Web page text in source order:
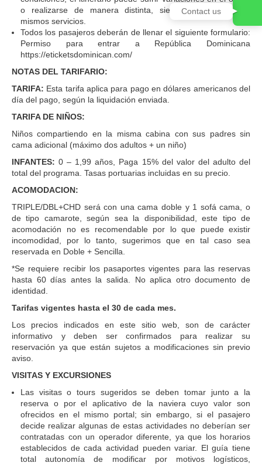
o realizarse de manera distinta, siempre brindando los
mismos servicios.
Todos los pasajeros deberán de llenar el siguiente formulario:
Permiso para entrar a República Dominicana
https://eticketsdominican.com/
NOTAS DEL TARIFARIO:
TARIFA: Esta tarifa aplica para pago en dólares americanos del
día del pago, según la liquidación enviada.
TARIFA DE NIÑOS:
Niños compartiendo en la misma cabina con sus padres sin
cama adicional (máximo dos adultos + un niño)
INFANTES: 0 – 1,99 años, Paga 15% del valor del adulto del
total del programa. Tasas portuarias incluidas en su precio.
ACOMODACION:
TRIPLE/DBL+CHD será con una cama doble y 1 sofá cama, o
de tipo camarote, según sea la disponibilidad, este tipo de
acomodación no es recomendable por lo que puede existir
incomodidad, por lo tanto, sugerimos que en tal caso sea
reservada en Doble + Sencilla.
*Se requiere recibir los pasaportes vigentes para las reservas
hasta 60 días antes la salida. No aplica otro documento de
identidad.
Tarifas vigentes hasta el 30 de cada mes.
Los precios indicados en este sitio web, son de carácter
informativo y deben ser confirmados para realizar su
reservación ya que están sujetos a modificaciones sin previo
aviso.
VISITAS Y EXCURSIONES
Las visitas o tours sugeridos se deben tomar junto a la
reserva o por el aplicativo de la naviera cuyo valor son
ofrecidos en el mismo portal; sin embargo, si el pasajero
decide realizar algunas de estas actividades no deberían ser
contratadas con un operador diferente, ya que los horarios
establecidos de cada actividad pueden variar. El guía tiene
total autonomía de modificar por motivos logísticos,
Contact us